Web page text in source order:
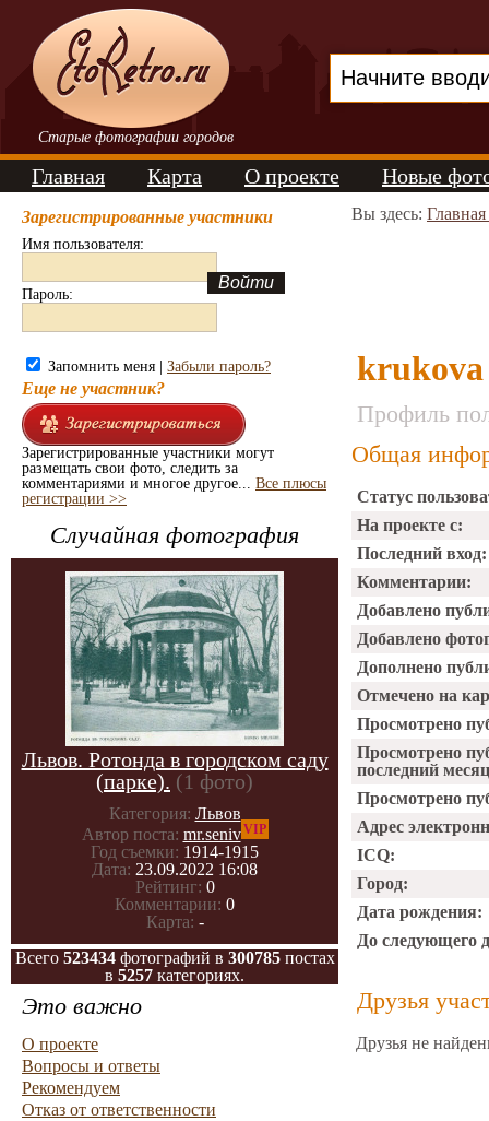
Старые фотографии городов
Главная Карта О проекте Новые
Зарегистрированные участники
Имя пользователя:
Пароль:
Запомнить меня | Забыли пароль?
Еще не участник?
Зарегистрированные участники могут
размещать свои фото, следить за
комментариями и многое другое... Все плюсы
регистрации >>
Случайная фотография
Львов. Ротонда в городском саду
(парке). (1 фото)
Категория: Львов
Автор поста: mr.senivVIP
Год съемки: 1914-1915
Дата: 23.09.2022 16:08
Рейтинг: 0
Комментарии: 0
Карта: -
Всего 523434фотографий в 300785постах
в 5257 категориях.
Это важно
О проекте
Вопросы и ответы
Рекомендуем
Отказ от ответственности
Вы здесь:
krukova
Профиль
Общая
Статус
На проекте с:
Последний вход:
Комментарии:
Добавлено
Добавлено
Дополнено
Отмечено на
Просмотрено
Просмотрено
последний
Просмотрено
Адрес
ICQ:
Город:
Дата рождения:
До следующего
Друзья
Друзья не